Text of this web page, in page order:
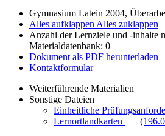
Gymnasium Latein 2004,
Alles aufklappen Alles zuklappen
Anzahl der Lernziele und -inhalte
Materialdatenbank: 0
Dokument als PDF herunterladen
Kontaktformular
Weiterführende Materialien
Sonstige Dateien
Einheitliche
Lernortlandkarten